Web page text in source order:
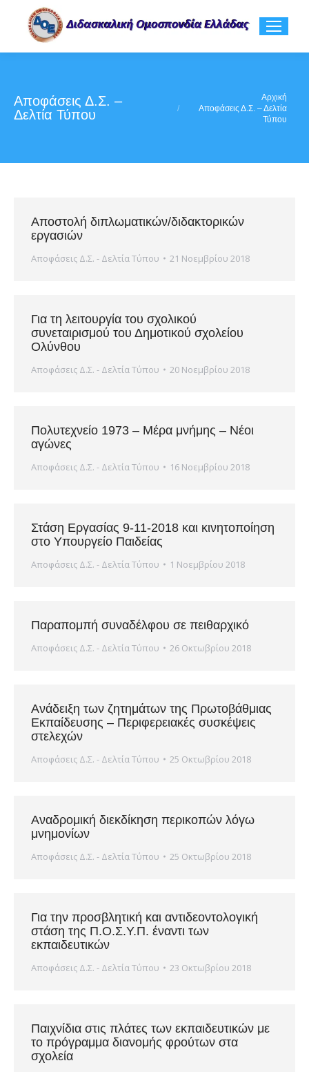
Αποφάσεις Δ.Σ. –
Δελτία Τύπου
Αρχική
Αποφάσεις Δ.Σ. – Δελτία
Τύπου
Αποστολή διπλωματικών/διδακτορικών
εργασιών
Αποφάσεις Δ.Σ. - Δελτία Τύπου 21 Νοεμβρίου 2018
Για τη λειτουργία του σχολικού
συνεταιρισμού του Δημοτικού σχολείου
Ολύνθου
Αποφάσεις Δ.Σ. - Δελτία Τύπου 20 Νοεμβρίου 2018
Πολυτεχνείο 1973 – Μέρα μνήμης – Νέοι
αγώνες
Αποφάσεις Δ.Σ. - Δελτία Τύπου 16 Νοεμβρίου 2018
Στάση Εργασίας 9-11-2018 και κινητοποίηση
στο Υπουργείο Παιδείας
Αποφάσεις Δ.Σ. - Δελτία Τύπου 1 Νοεμβρίου 2018
Παραπομπή συναδέλφου σε πειθαρχικό
Αποφάσεις Δ.Σ. - Δελτία Τύπου 26 Οκτωβρίου 2018
Ανάδειξη των ζητημάτων της Πρωτοβάθμιας
Εκπαίδευσης – Περιφερειακές συσκέψεις
στελεχών
Αποφάσεις Δ.Σ. - Δελτία Τύπου 25 Οκτωβρίου 2018
Αναδρομική διεκδίκηση περικοπών λόγω
μνημονίων
Αποφάσεις Δ.Σ. - Δελτία Τύπου 25 Οκτωβρίου 2018
Για την προσβλητική και αντιδεοντολογική
στάση της Π.Ο.Σ.Υ.Π. έναντι των
εκπαιδευτικών
Αποφάσεις Δ.Σ. - Δελτία Τύπου 23 Οκτωβρίου 2018
Παιχνίδια στις πλάτες των εκπαιδευτικών με
το πρόγραμμα διανομής φρούτων στα
σχολεία